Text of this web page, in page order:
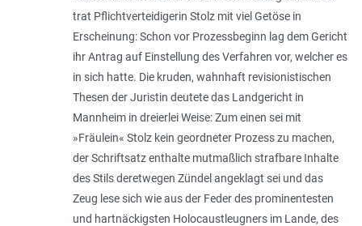
trat Pflichtverteidigerin Stolz mit viel Getöse in
Erscheinung: Schon vor Prozessbeginn lag dem Gericht
ihr Antrag auf Einstellung des Verfahren vor, welcher es
in sich hatte. Die kruden, wahnhaft revisionistischen
Thesen der Juristin deutete das Landgericht in
Mannheim in dreierlei Weise: Zum einen sei mit
»Fräulein« Stolz kein geordneter Prozess zu machen,
der Schriftsatz enthalte mutmaßlich strafbare Inhalte
des Stils deretwegen Zündel angeklagt sei und das
Zeug lese sich wie aus der Feder des prominentesten
und hartnäckigsten Holocaustleugners im Lande, des